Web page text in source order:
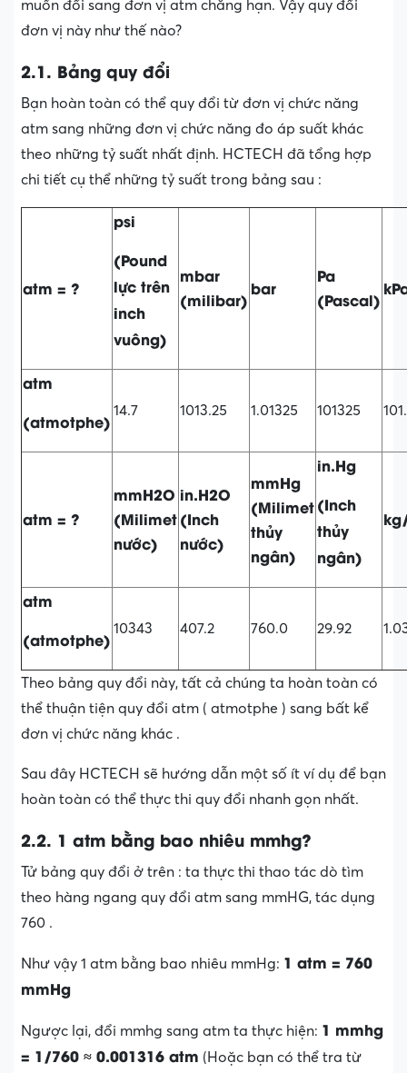
muốn đổi sang đơn vị atm chẳng hạn. Vậy quy đổi
đơn vị này như thế nào?
2.1. Bảng quy đổi
Bạn hoàn toàn có thể quy đổi từ đơn vị chức năng
atm sang những đơn vị chức năng đo áp suất khác
theo những tỷ suất nhất định. HCTECH đã tổng hợp
chi tiết cụ thể những tỷ suất trong bảng sau :
atm = ?
psi
(Pound
lực trên
inch
vuông)
mbar
(milibar)
bar
Pa
(Pascal)
atm
(atmotphe) 14.7 1013.25 1.01325 101325
atm = ?
mmH2O
(Milimet
nước)
in.H2O
(Inch
nước)
mmHg
(Milimet
thủy
ngân)
in.Hg
(Inch
thủy
ngân)
atm
(atmotphe) 10343 407.2 760.0 29.92
Theo bảng quy đổi này, tất cả chúng ta hoàn toàn có
thể thuận tiện quy đổi atm ( atmotphe ) sang bất kể
đơn vị chức năng khác .
Sau đây HCTECH sẽ hướng dẫn một số ít ví dụ để bạn
hoàn toàn có thể thực thi quy đổi nhanh gọn nhất.
2.2. 1 atm bằng bao nhiêu mmhg?
Tử bảng quy đổi ở trên : ta thực thi thao tác dò tìm
theo hàng ngang quy đổi atm sang mmHG, tác dụng
760 .
Như vậy 1 atm bằng bao nhiêu mmHg: 1 atm = 760
mmHg
Ngược lại, đổi mmhg sang atm ta thực hiện: 1 mmhg
= 1/760 ≈ 0.001316 atm (Hoặc bạn có thể tra từ